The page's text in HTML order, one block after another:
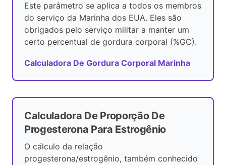
Este parâmetro se aplica a todos os membros
do serviço da Marinha dos EUA. Eles são
obrigados pelo serviço militar a manter um
certo percentual de gordura corporal (%GC).
Calculadora De Gordura Corporal Marinha
Calculadora De Proporção De
Progesterona Para Estrogênio
O cálculo da relação
progesterona/estrogênio, também conhecido